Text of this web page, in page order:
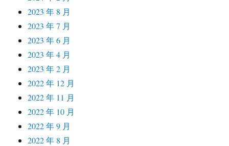
2023 年 8 月
2023 年 7 月
2023 年 6 月
2023 年 4 月
2023 年 2 月
2022 年 12 月
2022 年 11 月
2022 年 10 月
2022 年 9 月
2022 年 8 月